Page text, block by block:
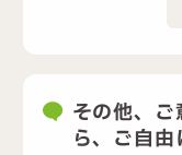
その他、
ら、ご自由